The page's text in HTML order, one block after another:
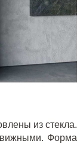
из стекла.
Форма